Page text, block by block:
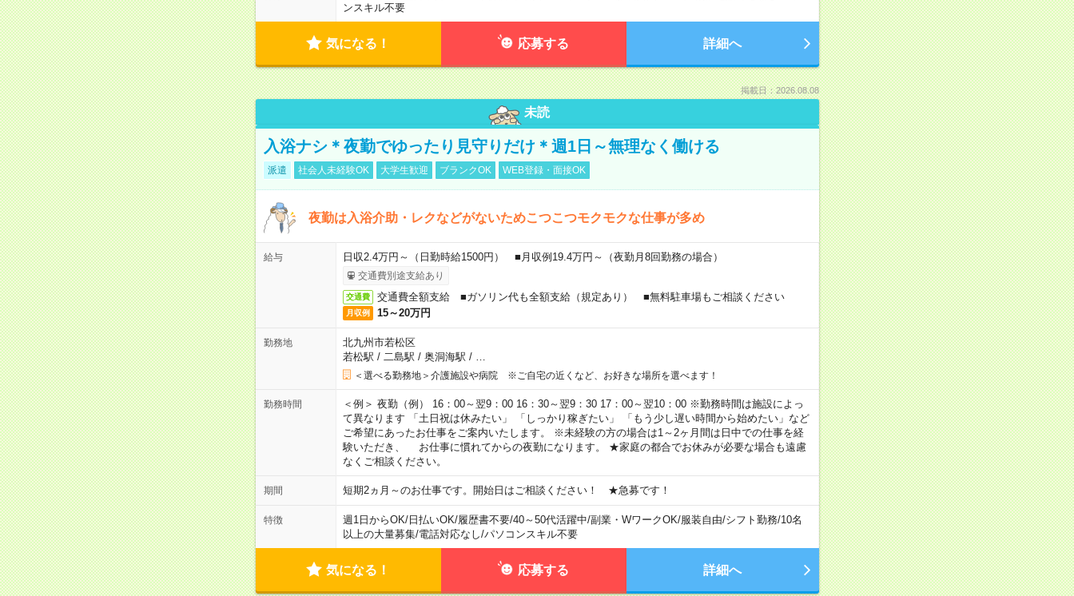
ンスキル不要
気になる！ 応募する 詳細へ
掲載日：2026.08.08
未読
入浴ナシ＊夜勤でゆったり見守りだけ＊週1日～無理なく働ける
派遣 社会人未経験OK 大学生歓迎 ブランクOK WEB登録・面接OK
夜勤は入浴介助・レクなどがないためこつこつモクモクな仕事が多め
給与 日収2.4万円～（日勤時給1500円） ■月収例19.4万円～（夜勤月8回勤務の場合）
交通費別途支給あり
交通費 交通費全額支給 ■ガソリン代も全額支給（規定あり） ■無料駐車場もご相談ください
月収例 15～20万円
勤務地
北九州市若松区
若松駅 / 二島駅 / 奥洞海駅 /
＜選べる勤務地＞介護施設や病院 ※ご自宅の近くなど、お好きな場所を選べます！
勤務時間
＜例＞ 夜勤（例） 16：00～翌9：00 16：30～翌9：30 17：00～翌10：00 ※勤務時間は施設によっ
て異なります 「土日祝は休みたい」 「しっかり稼ぎたい」 「もう少し遅い時間から始めたい」など
ご希望にあったお仕事をご案内いたします。 ※未経験の方の場合は1～2ヶ月間は日中での仕事を経
験いただき、 お仕事に慣れてからの夜勤になります。 ★家庭の都合でお休みが必要な場合も遠慮
なくご相談ください。
期間 短期2ヵ月～のお仕事です。開始日はご相談ください！ ★急募です！
特徴 週1日からOK/日払いOK/履歴書不要/40～50代活躍中/副業・WワークOK/服装自由/シフト勤務/10名
以上の大量募集/電話対応なし/パソコンスキル不要
気になる！ 応募する 詳細へ